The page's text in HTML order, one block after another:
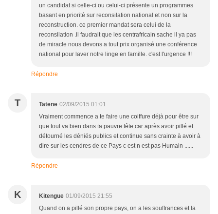
un candidat si celle-ci ou celui-ci présente un programmes
basant en priorité sur reconsilation national et non sur la
reconstruction. ce premier mandat sera celui de la
reconsilation .il faudrait que les centrafricain sache il ya pas
de miracle nous devons a tout prix organisé une conférence
national pour laver notre linge en famille. c'est l'urgence !!!
Répondre
T Tatene 02/09/2015 01:01
Vraiment commence a te faire une coiffure déjà pour être sur
que tout va bien dans ta pauvre tête car après avoir pillé et
détourné les déniés publics et continue sans crainte à avoir à
dire sur les cendres de ce Pays c est n est pas Humain ......
Répondre
K Kitengue 01/09/2015 21:55
Quand on a pillé son propre pays, on a les souffrances et la